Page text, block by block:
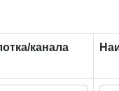
канала